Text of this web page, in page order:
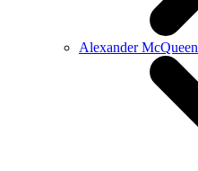
Alexander McQueen